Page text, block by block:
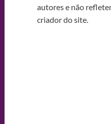
autores e não
criador do site.